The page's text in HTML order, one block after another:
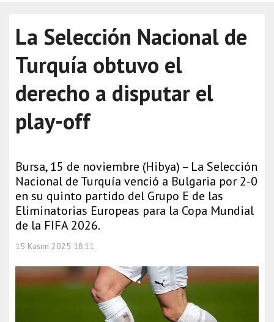
La Selección Nacional de
Turquía obtuvo el
derecho a disputar el
play-off
Bursa, 15 de noviembre (Hibya) – La Selección
Nacional de Turquía venció a Bulgaria por 2-0
en su quinto partido del Grupo E de las
Eliminatorias Europeas para la Copa Mundial
de la FIFA 2026.
15 Kasım 2025 18:11